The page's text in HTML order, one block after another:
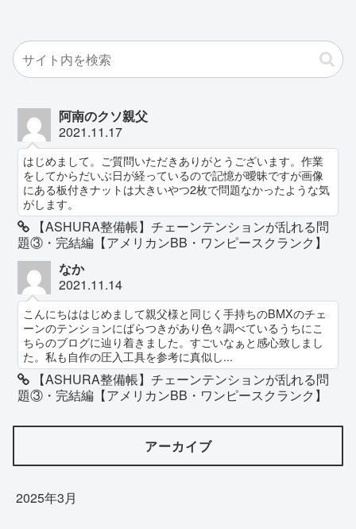
阿南のクソ親父
2021.11.17
はじめまして。ご質問いただきありがとうございます。作業
をしてからだいぶ日が経っているので記憶が曖昧ですが画像
にある板付きナットは大きいやつ2枚で問題なかったような気
がします。
【ASHURA整備帳】チェーンテンションが乱れる問
題③・完結編【アメリカンBB・ワンピースクランク】
なか
2021.11.14
こんにちははじめまして親父様と同じく手持ちのBMXのチェ
ーンのテンションにばらつきがあり色々調べているうちにこ
ちらのブログに辿り着きました。すごいなぁと感心致しまし
た。私も自作の圧入工具を参考に真似し...
【ASHURA整備帳】チェーンテンションが乱れる問
題③・完結編【アメリカンBB・ワンピースクランク】
アーカイブ
2025年3月